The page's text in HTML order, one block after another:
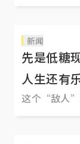
新闻
先是低糖
人生还有
这个“敌人”